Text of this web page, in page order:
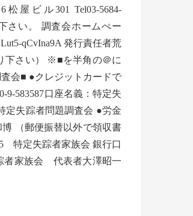
ビル301 Tel03-5684-
下さい。 調査会ホームぺー
qCvIna9A 発行責任者荒
下さい） ※■を半角の＠に
会■ ●クレジットカードで
9-583587口座名義：特定失
失踪者問題調査会 ●労金
（郵便振替以外で領収書
特定失踪者家族会 銀行口
家族会 代表者大澤昭一